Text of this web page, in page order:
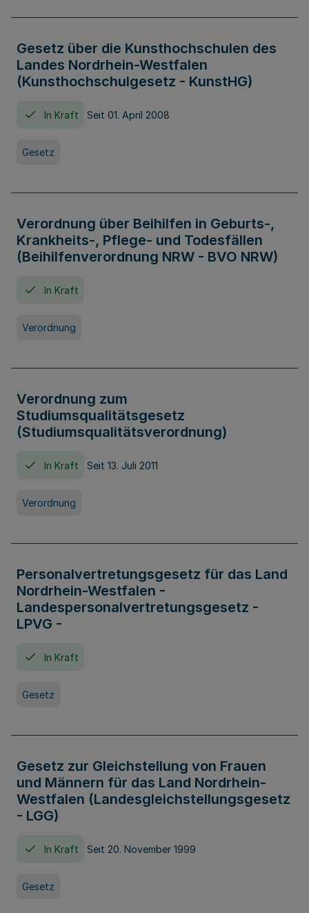
Gesetz über die Kunsthochschulen des
Landes Nordrhein-Westfalen
(Kunsthochschulgesetz - KunstHG)
In Kraft Seit 01. April 2008
Gesetz
Verordnung über Beihilfen in Geburts-,
Krankheits-, Pflege- und Todesfällen
(Beihilfenverordnung NRW - BVO NRW)
In Kraft
Verordnung
Verordnung zum
Studiumsqualitätsgesetz
(Studiumsqualitätsverordnung)
In Kraft Seit 13. Juli 2011
Verordnung
Personalvertretungsgesetz für das Land
Nordrhein-Westfalen -
Landespersonalvertretungsgesetz -
LPVG -
In Kraft
Gesetz
Gesetz zur Gleichstellung von Frauen
und Männern für das Land Nordrhein-
Westfalen (Landesgleichstellungsgesetz
- LGG)
In Kraft Seit 20. November 1999
Gesetz